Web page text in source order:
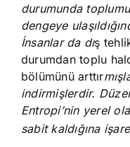
durumunda
dengeye
İnsanlar da dış
durumdan toplu
bölümünü arttır
indirmişlerdir.
Entropi’nin yerel
sabit kaldığına